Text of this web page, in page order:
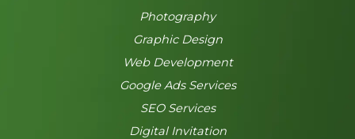
Photography
Graphic Design
Web Development
Google Ads Services
SEO Services
Digital Invitation